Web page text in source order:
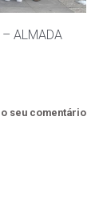
ALMADA
seu comentário